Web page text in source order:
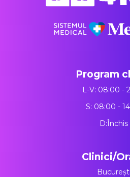
Program
L-V: 08:00 -
S: 08:00 -
D:Închis
Clinici/
București